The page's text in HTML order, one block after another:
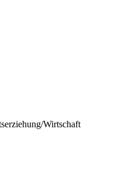
Wirtschaft